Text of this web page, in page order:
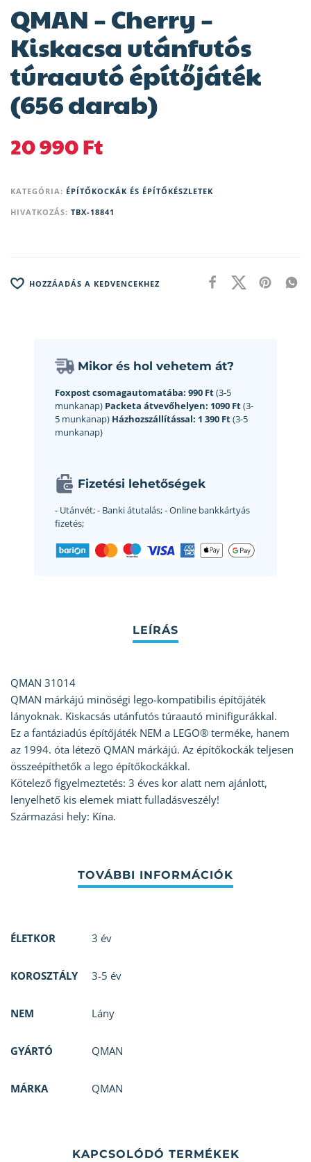
QMAN – Cherry –
Kiskacsa utánfutós
túraautó építőjáték
(656 darab)
20 990Ft
KATEGÓRIA: ÉPÍTŐKOCKÁK ÉS ÉPÍTŐKÉSZLETEK
HIVATKOZÁS: TBX-18841
HOZZÁADÁS A KEDVENCEKHEZ
Mikor és hol vehetem át?
Foxpost csomagautomatába: 990 Ft(3-5
munkanap) Packeta átvevőhelyen: 1090 Ft(3-
5 munkanap) Házhozszállítással: 1 390 Ft(3-5
munkanap)
Fizetési lehetőségek
- Utánvét;- Banki átutalás;- Online bankkártyás
fizetés;
QMAN 31014
QMAN márkájú minőségi lego-kompatibilis építőjáték
lányoknak. Kiskacsás utánfutós túraautó minifigurákkal.
Ez a fantáziadús építőjáték NEM a LEGO® terméke, hanem
az 1994. óta létező QMAN márkájú. Az építőkockák teljesen
összeépíthetők a lego építőkockákkal.
Kötelező figyelmeztetés: 3 éves kor alatt nem ajánlott,
lenyelhető kis elemek miatt fulladásveszély!
Származási hely: Kína.
ÉLETKOR 3 év
KOROSZTÁLY 3-5 év
NEM Lány
GYÁRTÓ QMAN
MÁRKA QMAN
KAPCSOLÓDÓ TERMÉKEK